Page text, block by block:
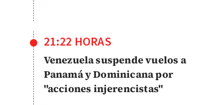
21:22 HORAS
Venezuela suspende vuelos a
Panamá y Dominicana por
"acciones injerencistas"